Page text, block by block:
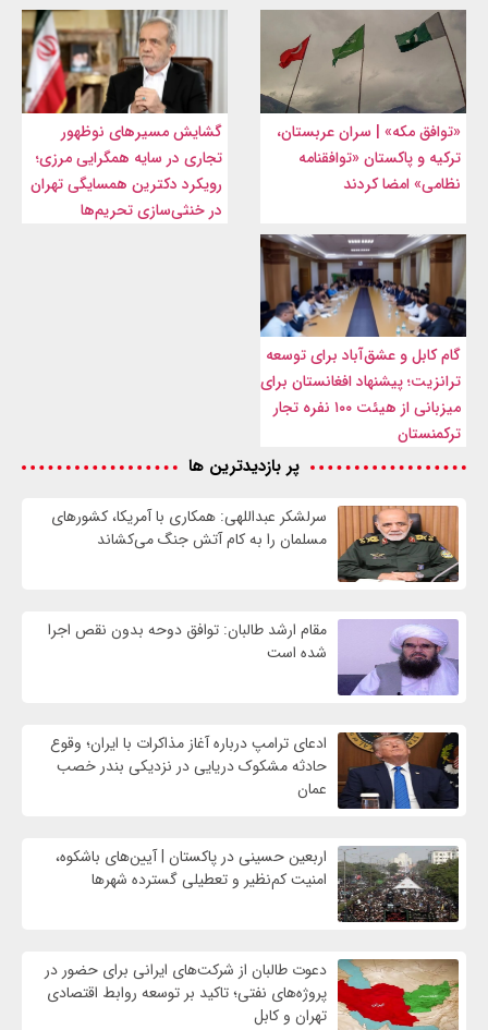
«توافق مکه» | سران عربستان،
ترکیه و پاکستان «توافقنامه
نظامی» امضا کردند
گشایش مسیرهای نوظهور
تجاری در سایه همگرایی مرزی؛
رویکرد دکترین همسایگی تهران
در خنثی‌سازی تحریم‌ها
گام کابل و عشق‌آباد برای توسعه
ترانزیت؛ پیشنهاد افغانستان برای
میزبانی از هیئت ۱۰۰ نفره تجار
ترکمنستان
پر بازدیدترین ها
سرلشکر عبداللهی: همکاری با آمریکا، کشورهای
مسلمان را به کام آتش جنگ می‌کشاند
مقام ارشد طالبان: توافق دوحه بدون نقص اجرا
شده است
ادعای ترامپ درباره آغاز مذاکرات با ایران؛ وقوع
حادثه مشکوک دریایی در نزدیکی بندر خصب
عمان
اربعین حسینی در پاکستان | آیین‌های باشکوه،
امنیت کم‌نظیر و تعطیلی گسترده شهرها
دعوت طالبان از شرکت‌های ایرانی برای حضور در
پروژه‌های نفتی؛ تاکید بر توسعه روابط اقتصادی
تهران و کابل